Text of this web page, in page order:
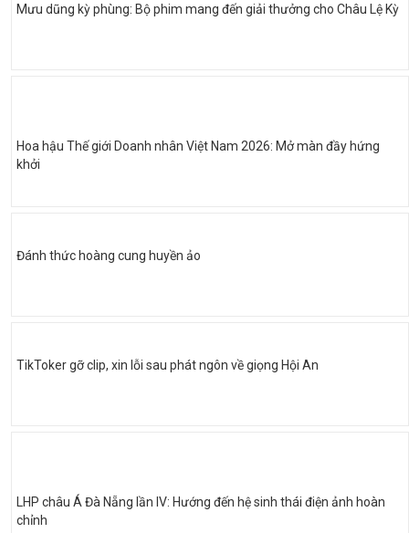
Mưu dũng kỳ phùng: Bộ phim mang đến giải thưởng cho Châu Lệ Kỳ
Hoa hậu Thế giới Doanh nhân Việt Nam 2026: Mở màn đầy hứng
khởi
Đánh thức hoàng cung huyền ảo
TikToker gỡ clip, xin lỗi sau phát ngôn về giọng Hội An
LHP châu Á Đà Nẵng lần IV: Hướng đến hệ sinh thái điện ảnh hoàn
chỉnh